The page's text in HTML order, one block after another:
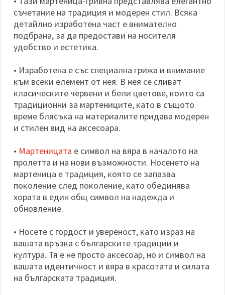
Приеми
всички
Настройки
бисквитките
съчетание на традиция и модерен стил. Всяка
детайлно изработена част е внимателно
подбрана, за да предостави на носителя
удобство и естетика.
• Изработена е със специална грижа и внимание
към всеки елемент от нея. В нея се сливат
класическите червени и бели цветове, които са
традиционни за мартениците, като в същото
време блясъка на материалите придава модерен
и стилен вид на аксесоара.
• Мартеницата е символ на вяра в началото на
пролетта и на нови възможности. Носенето на
мартеница е традиция, която се запазва
поколение след поколение, като обединява
хората в един общ символ на надежда и
обновление.
• Носете с гордост и увереност, като израз на
вашата връзка с българските традиции и
култура. Тя е не просто аксесоар, но и символ на
вашата идентичност и вяра в красотата и силата
на българската традиция.